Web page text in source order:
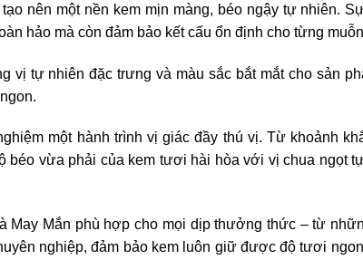
nên một nền kem mịn màng, béo ngậy tự nhiên.
hảo mà còn đảm bảo kết cấu ổn định cho từng
tự nhiên đặc trưng và màu sắc bắt mắt cho sản
một hành trình vị giác đầy thú vị. Từ khoảnh
vừa phải của kem tươi hài hòa với vị chua ngọt
May Mắn phù hợp cho mọi dịp thưởng thức – từ
nghiệp, đảm bảo kem luôn giữ được độ tươi